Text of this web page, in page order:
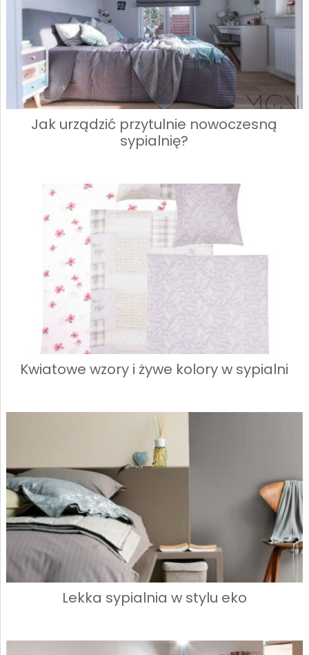
Jak urządzić przytulnie nowoczesną
sypialnię?
Kwiatowe wzory i żywe kolory w sypialni
Lekka sypialnia w stylu eko